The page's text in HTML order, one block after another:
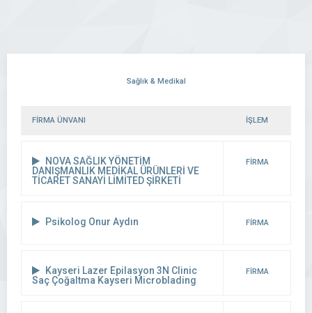
Sağlık & Medikal
FİRMA ÜNVANI İŞLEM
NOVA SAĞLIK YÖNETİM
DANIŞMANLIK MEDİKAL ÜRÜNLERİ VE
TİCARET SANAYİ LİMİTED ŞİRKETİ
FİRMA
Psikolog Onur Aydın FİRMA
Kayseri Lazer Epilasyon 3N Clinic
Saç Çoğaltma Kayseri Microblading
FİRMA